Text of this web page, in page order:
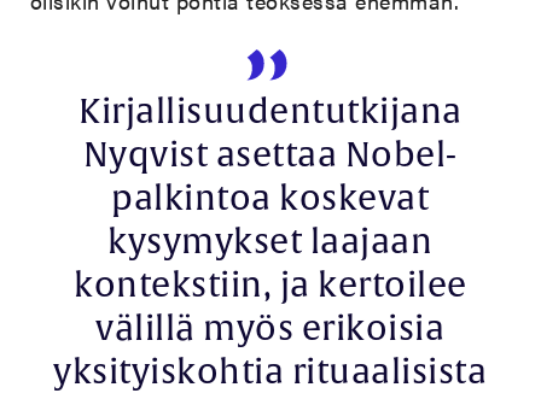
Kirjallisuudentutkijana
Nyqvist asettaa Nobel-
palkintoa koskevat
kysymykset laajaan
kontekstiin, ja kertoilee
välillä myös erikoisia
yksityiskohtia rituaalisista